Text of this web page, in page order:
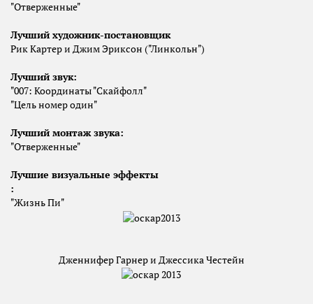
"Отверженные"
Лучший художник-постановщик
Рик Картер и Джим Эриксон ("Линкольн")
Лучший звук:
"007: Координаты "Скайфолл"
"Цель номер один"
Лучший монтаж звука:
"Отверженные"
Лучшие визуальные эффекты
:
"Жизнь Пи"
Дженнифер Гарнер и Джессика Честейн